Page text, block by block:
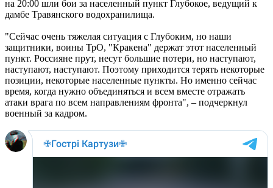
на 20:00 шли бои за населенный пункт Глубокое, ведущий к
дамбе Травянского водохранилища.
"Сейчас очень тяжелая ситуация с Глубоким, но наши
защитники, воины ТрО, "Кракена" держат этот населенный
пункт. Россияне прут, несут большие потери, но наступают,
наступают, наступают. Поэтому приходится терять некоторые
позиции, некоторые населенные пункты. Но именно сейчас
время, когда нужно объединяться и всем вместе отражать
атаки врага по всем направлениям фронта", – подчеркнул
военный за кадром.